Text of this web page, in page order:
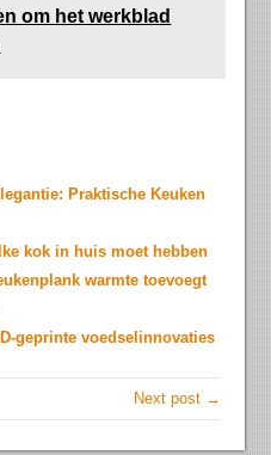
om het werkblad
Praktische Keuken
kok in huis moet hebben
warmte toevoegt
geprinte voedselinnovaties
Next post →